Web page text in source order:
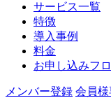
サービス一覧
特徴
導入事例
料金
お申し込みフ
メンバー登録 会員